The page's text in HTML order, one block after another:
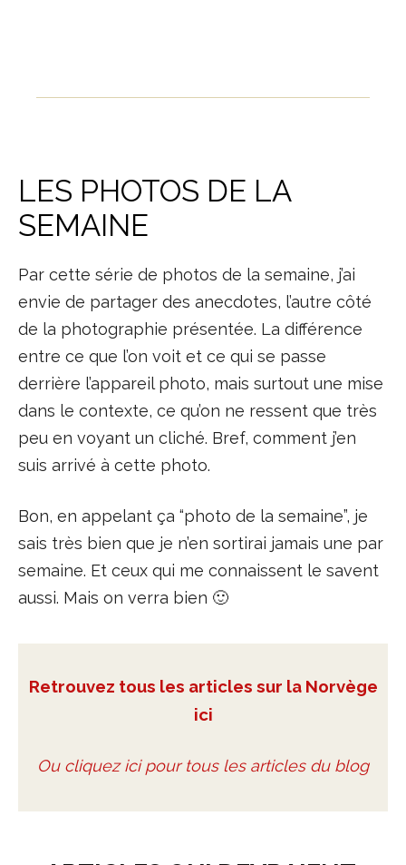
LES PHOTOS DE LA
SEMAINE
Par cette série de photos de la semaine, j’ai
envie de partager des anecdotes, l’autre côté
de la photographie présentée. La différence
entre ce que l’on voit et ce qui se passe
derrière l’appareil photo, mais surtout une mise
dans le contexte, ce qu’on ne ressent que très
peu en voyant un cliché. Bref, comment j’en
suis arrivé à cette photo.
Bon, en appelant ça “photo de la semaine”, je
sais très bien que je n’en sortirai jamais une par
semaine. Et ceux qui me connaissent le savent
aussi. Mais on verra bien 🙂
Retrouvez tous les articles sur la Norvège
ici
Ou cliquez ici pour tous les articles du blog